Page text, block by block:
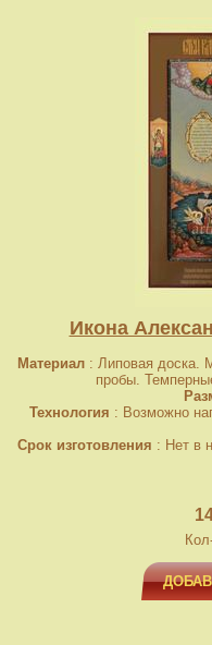
Икона
Материал : Липовая доска.
пробы.
Технология : Возможно
Срок изготовления : Нет в